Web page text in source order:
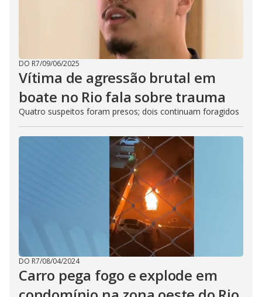
DO R7/09/06/2025
Vítima de agressão brutal em
boate no Rio fala sobre trauma
Quatro suspeitos foram presos; dois continuam foragidos
DO R7/08/04/2024
Carro pega fogo e explode em